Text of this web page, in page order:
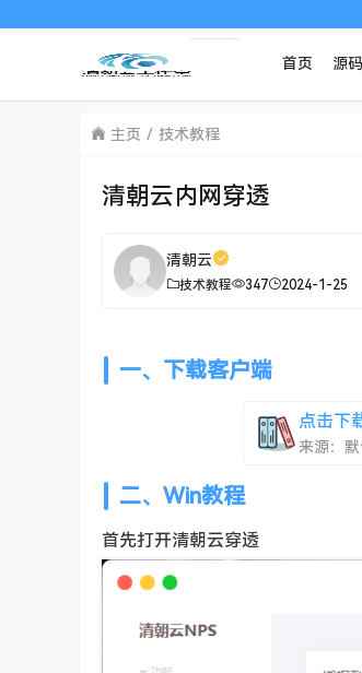
首页 源
主页 技术教程
清朝云内网穿透
清朝云
技术教程 347 2024-1-25
一、下载客户端
点击下
来源：
二、Win教程
首先打开清朝云穿透